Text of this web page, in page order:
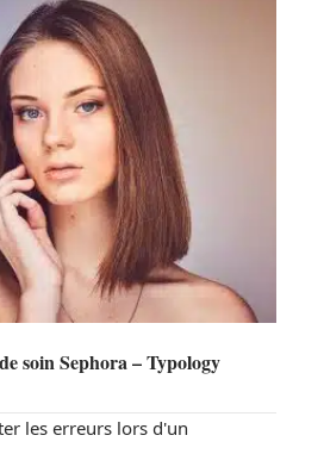
soin Sephora – Typology